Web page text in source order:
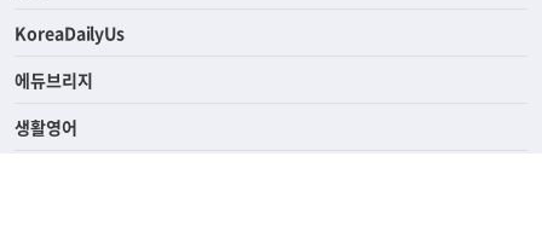
KoreaDailyUs
에듀브리지
생활영어